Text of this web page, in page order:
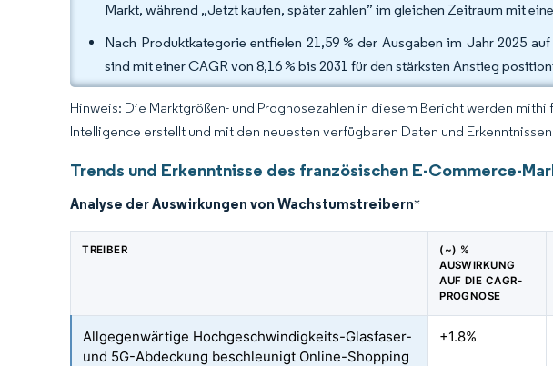
Markt, während „Jetzt kaufen, später zahlen” im gleichen Zeitraum mit
Nach Produktkategorie entfielen 21,59 % der Ausgaben im Jahr 2025
sind mit einer CAGR von 8,16 % bis 2031 für den stärksten Anstieg
Hinweis: Die Marktgrößen- und Prognosezahlen in diesem Bericht werden
Intelligence erstellt und mit den neuesten verfügbaren Daten und
Trends und Erkenntnisse des französischen E-Commerce-
Analyse der Auswirkungen von Wachstumstreibern*
TREIBER
(~) %
AUSWIRKUNG
AUF DIE CAGR-
PROGNOSE
Allgegenwärtige Hochgeschwindigkeits-Glasfaser-
und 5G-Abdeckung beschleunigt Online-Shopping
+1.8%